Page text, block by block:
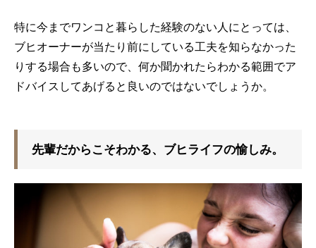
特に今までワンコと暮らした経験のない人にとっては、
ブヒオーナーが当たり前にしている工夫を知らなかった
りする場合も多いので、何か聞かれたらわかる範囲でア
ドバイスしてあげると良いのではないでしょうか。
先輩だからこそわかる、ブヒライフの愉しみ。